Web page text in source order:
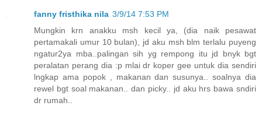
fanny fristhika nila 3/9/14 7:53 PM
Mungkin krn anakku msh kecil ya, (dia naik pesawat
pertamakali umur 10 bulan), jd aku msh blm terlalu puyeng
ngatur2ya mba..palingan sih yg rempong itu jd bnyk bgt
peralatan perang dia :p mlai dr koper gee untuk dia sendiri
lngkap ama popok , makanan dan susunya.. soalnya dia
rewel bgt soal makanan.. dan picky.. jd aku hrs bawa sndiri
dr rumah..